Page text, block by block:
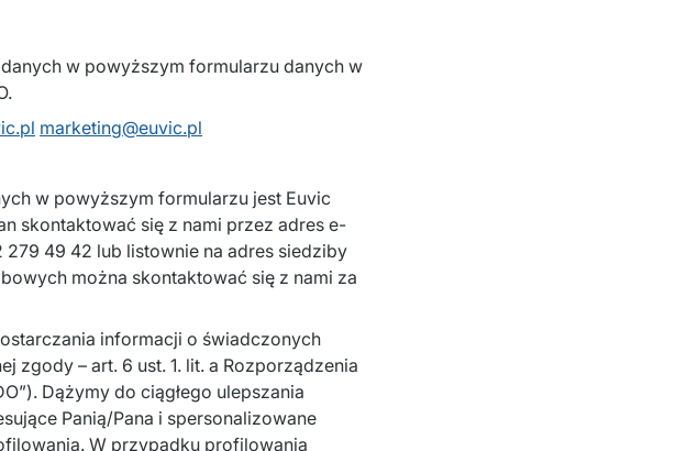
w powyższym formularzu danych w
marketing@euvic.pl
w powyższym formularzu jest Euvic
skontaktować się z nami przez adres e-
49 42 lub listownie na adres siedziby
można skontaktować się z nami za
informacji o świadczonych
zgody – art. 6 ust. 1. lit. a Rozporządzenia
Dążymy do ciągłego ulepszania
Panią/Pana i spersonalizowane
W przypadku profilowania